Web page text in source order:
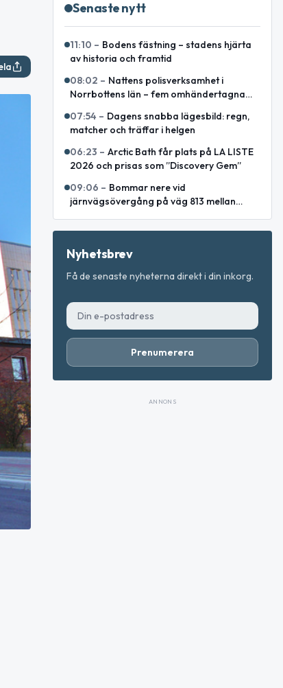
Senaste nytt
11:10 – Bodens fästning – stadens hjärta
av historia och framtid
08:02 – Nattens polisverksamhet i
Norrbottens län – fem omhändertagna
07:54 – Dagens snabba lägesbild: regn,
matcher och träffar i helgen
06:23 – Arctic Bath får plats på LA LISTE
2026 och prisas som ”Discovery Gem”
09:06 – Bommar nere vid
järnvägsövergång på väg 813 mellan
Nyhetsbrev
Få de senaste nyheterna direkt i din inkorg.
Prenumerera
ANNONS